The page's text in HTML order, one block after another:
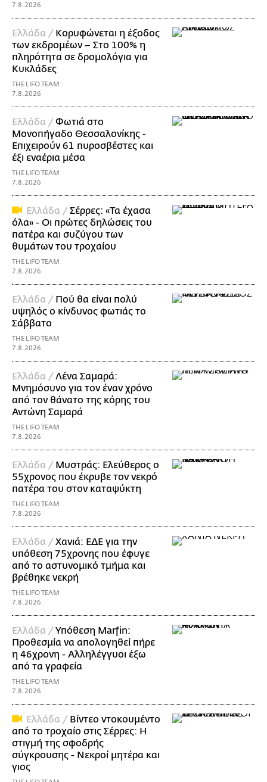
7.8.2026
Ελλάδα / Κορυφώνεται η έξοδος
των εκδρομέων – Στο 100% η
πληρότητα σε δρομολόγια για
Κυκλάδες
THE LIFO TEAM
7.8.2026
Ελλάδα /Φωτιά στο
Μονοπήγαδο Θεσσαλονίκης -
Επιχειρούν 61 πυροσβέστες και
έξι εναέρια μέσα
THE LIFO TEAM
7.8.2026
Ελλάδα /Σέρρες: «Τα έχασα
όλα» - Οι πρώτες δηλώσεις του
πατέρα και συζύγου των
θυμάτων του τροχαίου
THE LIFO TEAM
7.8.2026
Ελλάδα / Πού θα είναι πολύ
υψηλός ο κίνδυνος φωτιάς το
Σάββατο
THE LIFO TEAM
7.8.2026
Ελλάδα /Λένα Σαμαρά:
Μνημόσυνο για τον έναν χρόνο
από τον θάνατο της κόρης του
Αντώνη Σαμαρά
THE LIFO TEAM
7.8.2026
Ελλάδα / Μυστράς: Ελεύθερος ο
55χρονος που έκρυβε τον νεκρό
πατέρα του στον καταψύκτη
THE LIFO TEAM
7.8.2026
Ελλάδα /Χανιά: ΕΔΕ για την
υπόθεση 75χρονης που έφυγε
από το αστυνομικό τμήμα και
βρέθηκε νεκρή
THE LIFO TEAM
7.8.2026
Ελλάδα /Υπόθεση Marfin:
Προθεσμία να απολογηθεί πήρε
η 46χρονη - Αλληλέγγυοι έξω
από τα γραφεία
THE LIFO TEAM
7.8.2026
Ελλάδα / Βίντεο ντοκουμέντο
από το τροχαίο στις Σέρρες: Η
στιγμή της σφοδρής
σύγκρουσης - Νεκροί μητέρα και
γιος